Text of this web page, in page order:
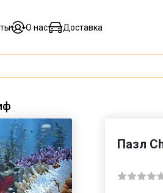
О нас Доставка
Пазл